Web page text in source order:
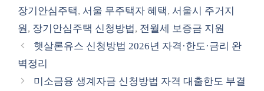
리
그
장기안심주택, 서울 무주택자 혜택, 서울시 주거지
원, 장기안심주택 신청방법, 전월세 보증금 지원
햇살론유스 신청방법 2026년 자격·한도·금리 완
벽정리
미소금융 생계자금 신청방법 자격 대출한도 부결